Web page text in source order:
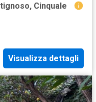
Cinquale
Visualizza dettagli